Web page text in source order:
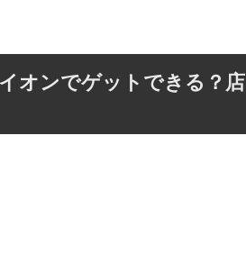
オンでゲットできる？店